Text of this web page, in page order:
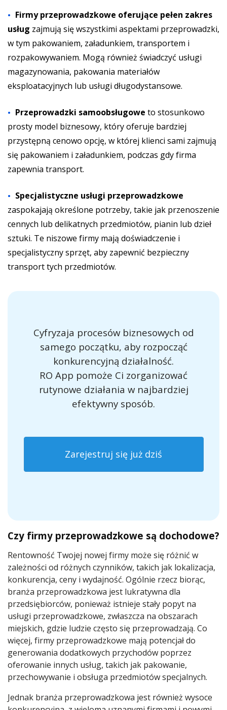
Firmy przeprowadzkowe oferujące pełen zakres
usług zajmują się wszystkimi aspektami przeprowadzki,
w tym pakowaniem, załadunkiem, transportem i
rozpakowywaniem. Mogą również świadczyć usługi
magazynowania, pakowania materiałów
eksploatacyjnych lub usługi długodystansowe.
Przeprowadzki samoobsługowe to stosunkowo
prosty model biznesowy, który oferuje bardziej
przystępną cenowo opcję, w której klienci sami zajmują
się pakowaniem i załadunkiem, podczas gdy firma
zapewnia transport.
Specjalistyczne usługi przeprowadzkowe
zaspokajają określone potrzeby, takie jak przenoszenie
cennych lub delikatnych przedmiotów, pianin lub dzieł
sztuki. Te niszowe firmy mają doświadczenie i
specjalistyczny sprzęt, aby zapewnić bezpieczny
transport tych przedmiotów.
Cyfryzaja procesów biznesowych od
samego początku, aby rozpocząć
konkurencyjną działalność.
RO App pomoże Ci zorganizować
rutynowe działania w najbardziej
efektywny sposób.
Zarejestruj się już dziś
Czy firmy przeprowadzkowe są dochodowe?
Rentowność Twojej nowej firmy może się różnić w
zależności od różnych czynników, takich jak lokalizacja,
konkurencja, ceny i wydajność. Ogólnie rzecz biorąc,
branża przeprowadzkowa jest lukratywna dla
przedsiębiorców, ponieważ istnieje stały popyt na
usługi przeprowadzkowe, zwłaszcza na obszarach
miejskich, gdzie ludzie często się przeprowadzają. Co
więcej, firmy przeprowadzkowe mają potencjał do
generowania dodatkowych przychodów poprzez
oferowanie innych usług, takich jak pakowanie,
przechowywanie i obsługa przedmiotów specjalnych.
Jednak branża przeprowadzkowa jest również wysoce